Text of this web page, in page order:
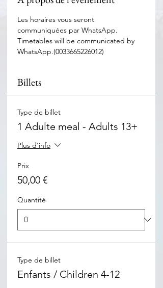
Les horaires vous seront
communiquées par WhatsApp.
Timetables will be communicated by
WhatsApp.(0033665226012)
Billets
Type de billet
1 Adulte meal - Adults 13+
Plus d'info
Prix
50,00 €
Quantité
Type de billet
Enfants / Children 4-12